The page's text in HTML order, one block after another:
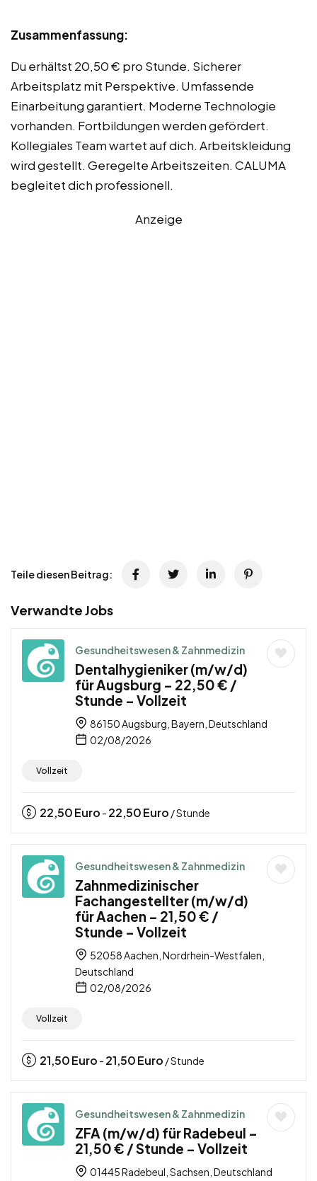
Zusammenfassung:
Du erhältst 20,50 € pro Stunde. Sicherer
Arbeitsplatz mit Perspektive. Umfassende
Einarbeitung garantiert. Moderne Technologie
vorhanden. Fortbildungen werden gefördert.
Kollegiales Team wartet auf dich. Arbeitskleidung
wird gestellt. Geregelte Arbeitszeiten. CALUMA
begleitet dich professionell.
Anzeige
Teile diesen Beitrag:
Verwandte Jobs
Gesundheitswesen & Zahnmedizin
Dentalhygieniker (m/w/d)
für Augsburg – 22,50 € /
Stunde – Vollzeit
86150 Augsburg, Bayern, Deutschland
02/08/2026
Vollzeit
22,50Euro - 22,50Euro / Stunde
Gesundheitswesen & Zahnmedizin
Zahnmedizinischer
Fachangestellter (m/w/d)
für Aachen – 21,50 € /
Stunde – Vollzeit
52058 Aachen, Nordrhein-Westfalen,
Deutschland
02/08/2026
Vollzeit
21,50Euro - 21,50Euro / Stunde
Gesundheitswesen & Zahnmedizin
ZFA (m/w/d) für Radebeul –
21,50 € / Stunde – Vollzeit
01445 Radebeul, Sachsen, Deutschland